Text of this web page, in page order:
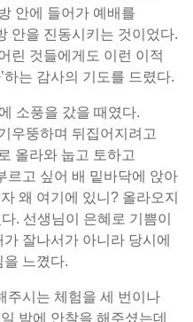
안에 들어가 예배를
안을 진동시키는 것이었다.
린 것들에게도 이런 이적
는 감사의 기도를 드렸다.
소풍을 갔을 때였다.
우뚱하며 뒤집어지려고
올라와 눕고 토하고
르고 싶어 배 밑바닥에 앉아
왜 여기에 있니? 올라오지
. 선생님이 은혜로 기쁨이
잘나서가 아니라 당시에
느꼈다.
주시는 체험을 세 번이나
밤에 안찰을 해주셨는데